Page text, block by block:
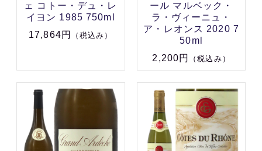
ェ コトー・デュ・レ
イヨン 1985 750ml
17,864円
（税込み）
ール マルベック・
ラ・ヴィーニュ・
ア・レオンス 2020 7
50ml
2,200円
（税込み）